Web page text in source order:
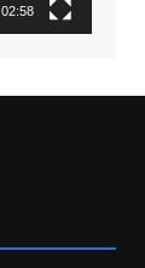
02:58